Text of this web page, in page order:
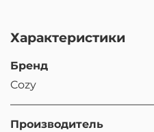
Характеристики
Бренд
Cozy
Производитель